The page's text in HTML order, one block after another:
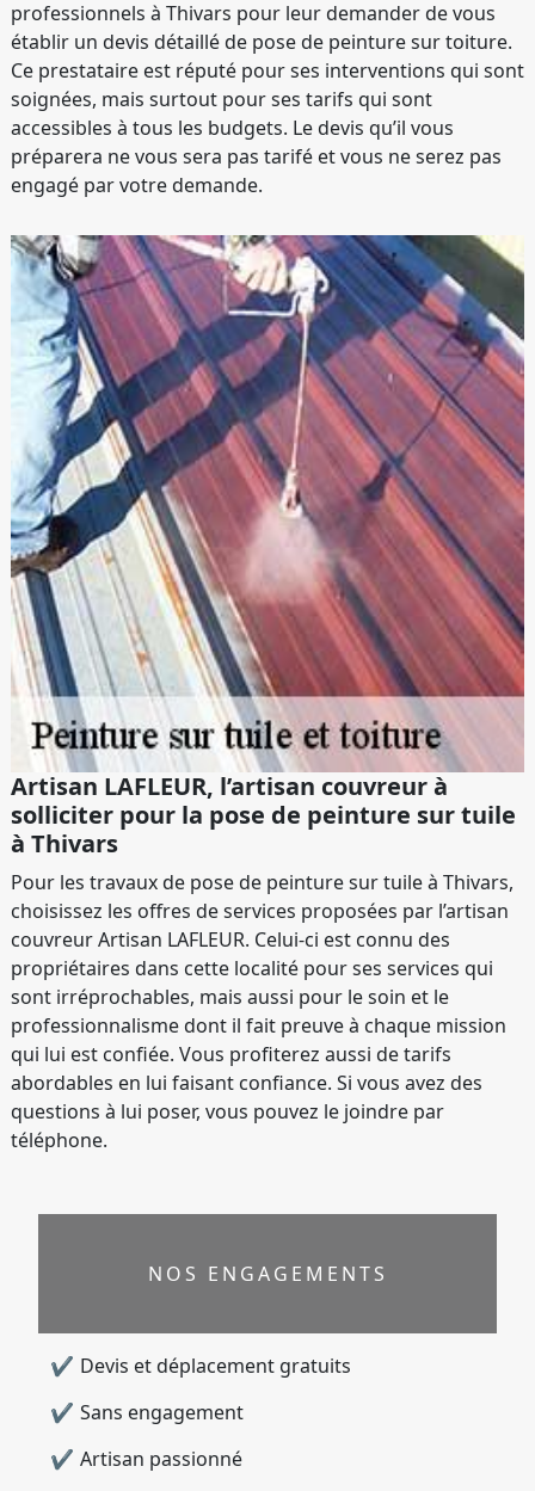
professionnels à Thivars pour leur demander de vous
établir un devis détaillé de pose de peinture sur toiture.
Ce prestataire est réputé pour ses interventions qui sont
soignées, mais surtout pour ses tarifs qui sont
accessibles à tous les budgets. Le devis qu’il vous
préparera ne vous sera pas tarifé et vous ne serez pas
engagé par votre demande.
Artisan LAFLEUR, l’artisan couvreur à
solliciter pour la pose de peinture sur tuile
à Thivars
Pour les travaux de pose de peinture sur tuile à Thivars,
choisissez les offres de services proposées par l’artisan
couvreur Artisan LAFLEUR. Celui-ci est connu des
propriétaires dans cette localité pour ses services qui
sont irréprochables, mais aussi pour le soin et le
professionnalisme dont il fait preuve à chaque mission
qui lui est confiée. Vous profiterez aussi de tarifs
abordables en lui faisant confiance. Si vous avez des
questions à lui poser, vous pouvez le joindre par
téléphone.
NOS ENGAGEMENTS
Devis et déplacement gratuits
Sans engagement
Artisan passionné